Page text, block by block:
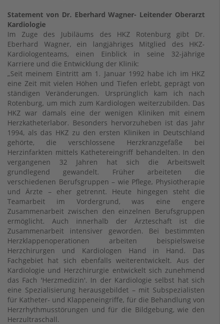
Statement von Dr. Eberhard Wagner- Leitender Oberarzt
Kardiologie
Im Zuge des Jubiläums des HKZ Rotenburg gibt Dr.
Eberhard Wagner, ein langjähriges Mitglied des HKZ-
Kardiologenteams, einen Einblick in seine 32-jährige
Karriere und die Entwicklung der Klinik:
„Seit meinem Eintritt am 1. Januar 1992 habe ich im HKZ
eine Zeit mit vielen Höhen und Tiefen erlebt, geprägt von
ständigen Veränderungen. Ursprünglich kam ich nach
Rotenburg, um mich zum Kardiologen weiterzubilden. Das
HKZ war damals eine der wenigen Kliniken mit einem
Herzkatheterlabor. Besonders hervorzuheben ist das Jahr
1994, als das HKZ zu den ersten Kliniken in Deutschland
gehörte, die verschlossene Herzkranzgefäße bei
Herzinfarkten mittels Kathetereingriff behandelten. In den
vergangenen 32 Jahren hat sich die Arbeitswelt
grundlegend gewandelt. Früher arbeiteten die
verschiedenen Berufsgruppen – wie Pflege, Physiotherapie
und Ärzte – eher getrennt. Heute hingegen steht die
Teamarbeit im Vordergrund, was eine engere
Zusammenarbeit zwischen den einzelnen Berufsgruppen
ermöglicht. Auch innerhalb der Ärzteschaft ist die
Zusammenarbeit intensiver geworden. Bei bestimmten
Herzklappenoperationen arbeiten beispielsweise
Herzchirurgen und Kardiologen Hand in Hand. Das
Fachgebiet hat sich ebenfalls weiterentwickelt. Aus der
Kardiologie und Herzchirurgie entwickelt sich zunehmend
das Fach 'Herzmedizin'. In der Kardiologie selbst hat sich
eine Spezialisierung herausgebildet – mit Subspezialisten
für Katheter- und Klappeneingriffe, für die Behandlung von
Herzrhythmusstörungen und für die Bildgebung, wie den
Herzultraschall.